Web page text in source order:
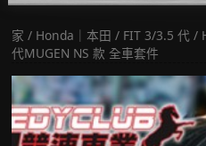
家 / Honda｜本田 / FIT 3/3.5 代/
代MUGEN NS 款 全車套件